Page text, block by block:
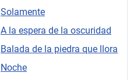
Solamente
A la espera de la oscuridad
Balada de la piedra que llora
Noche